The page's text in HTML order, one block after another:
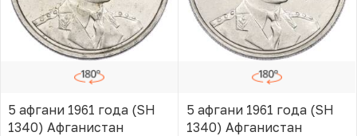
5 афгани 1961 года (SH
1340) Афганистан
5 афгани 1961 года (SH
1340) Афганистан